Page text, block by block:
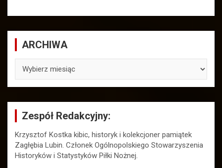
ARCHIWA
Zespół Redakcyjny:
Krzysztof Kostka kibic, historyk i kolekcjoner pamiątek
Zagłębia Lubin. Członek Ogólnopolskiego Stowarzyszenia
Historyków i Statystyków Piłki Nożnej.